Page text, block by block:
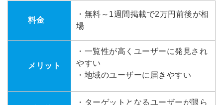
料金
・無料～1週間掲載で2万円前後が相
場
メリット
・一覧性が高くユーザーに発見され
やすい
・地域のユーザーに届きやすい
・ターゲットとなるユーザーが限ら